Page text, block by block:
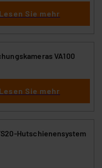
Lesen Sie mehr
VA100
Lesen Sie mehr
Hutschienensystem